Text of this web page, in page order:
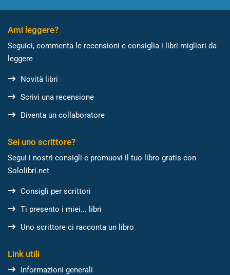
Ami leggere?
Seguici, commenta le recensioni e consiglia i libri migliori da
leggere
Novità libri
Scrivi una recensione
Diventa un collaboratore
Sei uno scrittore?
Segui i nostri consigli e promuovi il tuo libro gratis con
Sololibri.net
Consigli per scrittori
Ti presento i miei... libri
Uno scrittore ci racconta un libro
Link utili
Informazioni generali